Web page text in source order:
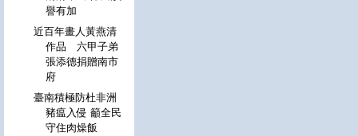
譽有加
近百年畫人黃燕清
作品 六甲子弟
張添德捐贈南市
府
臺南積極防杜非洲
豬瘟入侵 籲全民
守住肉燥飯